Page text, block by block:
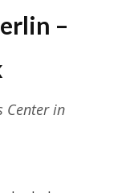
–
Center in